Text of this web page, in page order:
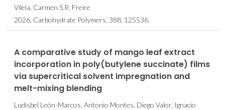
Vilela, Carmen S.R. Freire
2026, Carbohydrate Polymers, 388, 125536.
A comparative study of mango leaf extract
incorporation in poly(butylene succinate) films
via supercritical solvent impregnation and
melt-mixing blending
Ludisbel León-Marcos, Antonio Montes, Diego Valor, Ignacio